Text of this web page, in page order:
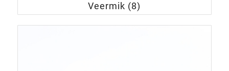
Veermik (8)